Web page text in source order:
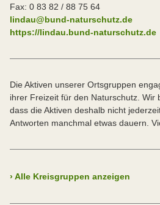
Fax: 0 83 82 / 88 75 64
lindau@bund-naturschutz.de
https://lindau.bund-naturschutz.de
Die Aktiven unserer Ortsgruppen
ihrer Freizeit für den Naturschutz. Wir
dass die Aktiven deshalb nicht
Antworten manchmal etwas dauern.
› Alle Kreisgruppen anzeigen